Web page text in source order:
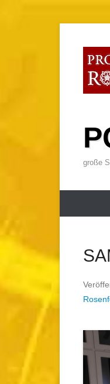
wechseln
große